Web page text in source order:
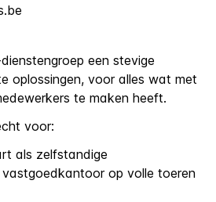
een stevige
oplossingen, voor alles wat met
te maken heeft.
voor:
als zelfstandige
op volle toeren